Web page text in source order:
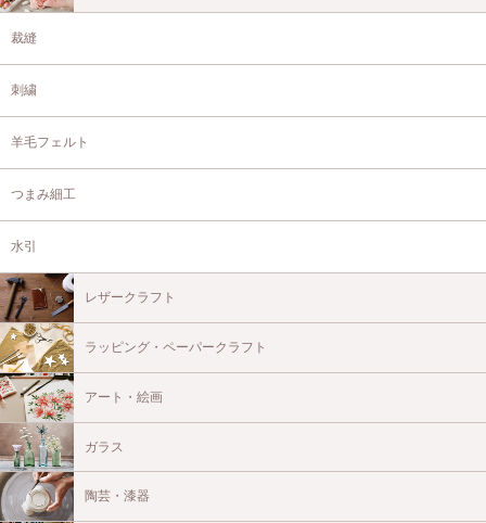
裁縫
刺繍
羊毛フェルト
つまみ細工
水引
レザークラフト
ラッピング・ペーパークラフト
アート・絵画
ガラス
陶芸・漆器